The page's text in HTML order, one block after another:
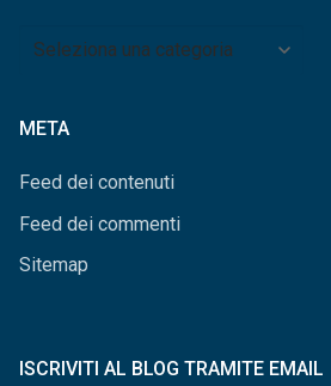
Archivio
META
Feed dei contenuti
Feed dei commenti
Sitemap
ISCRIVITI AL BLOG TRAMITE EMAIL